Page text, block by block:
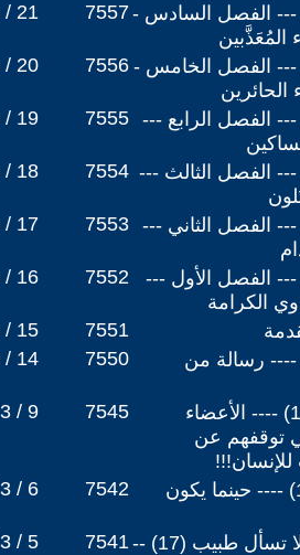
/ 21 7557شمس الرجاء (8) --- الفصل السادس -
/ 20 7556 شمس الرجاء (7) --- الفصل الخامس -
/ 19 7555 شمس الرجاء (6) --- الفصل الرابع ---
/ 18 7554 شمس الرجاء (5) --- الفصل الثالث ---
/ 17 7553 شمس الرجاء (4) --- الفصل الثاني ---
/ 16 7552
شمس الرجاء (3) --- الفصل الأول ---
الكرامة
/ 15 7551
/ 14 7550
شمس الرجاء (1) ---- رسالة من
/ 9 7545
مذكرات ملحد تائب ( 14) ---- الأعضاء
توقفهم عن
/ 6 7542
مذكرات ملحد تائب (13) ---- حينما يكون
/ 5 7541سلسلة أسأل مجرب ولا تسأل طبيب (17) --